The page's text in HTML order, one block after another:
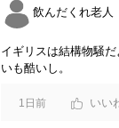
飲んだくれ老人
イギリスは結構物騒
いも酷いし。
1日前